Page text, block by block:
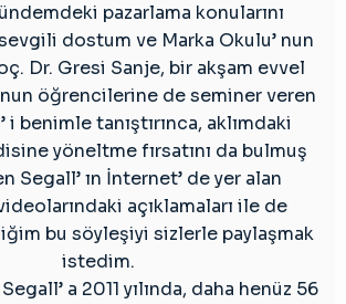
pazarlama konularını
sevgili dostum ve Marka Okulu’ nun
Dr. Gresi Sanje, bir akşam evvel
nun öğrencilerine de seminer veren
i benimle tanıştırınca, aklımdaki
yöneltme fırsatını da bulmuş
Segall’ ın İnternet’ de yer alan
açıklamaları ile de
bu söyleşiyi sizlerle paylaşmak
istedim.
a 2011 yılında, daha henüz 56